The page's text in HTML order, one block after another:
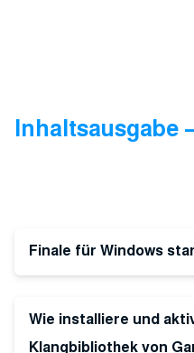
Inhaltsausgabe
Finale für Windows
Wie installiere und
Klangbibliothek von